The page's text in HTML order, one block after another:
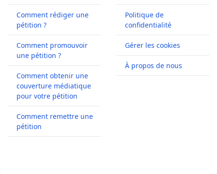
Comment rédiger une
pétition ?
Comment promouvoir
une pétition ?
Comment obtenir une
couverture médiatique
pour votre pétition
Comment remettre une
pétition
Politique de
confidentialité
Gérer les cookies
À propos de nous